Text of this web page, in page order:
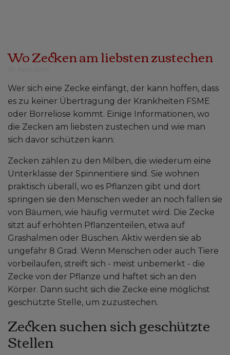
Wo Zecken am liebsten zustechen
Wer sich eine Zecke einfängt, der kann hoffen, dass
es zu keiner Übertragung der Krankheiten FSME
oder Borreliose kommt. Einige Informationen, wo
die Zecken am liebsten zustechen und wie man
sich davor schützen kann:
Zecken zählen zu den Milben, die wiederum eine
Unterklasse der Spinnentiere sind. Sie wohnen
praktisch überall, wo es Pflanzen gibt und dort
springen sie den Menschen weder an noch fallen sie
von Bäumen, wie häufig vermutet wird. Die Zecke
sitzt auf erhöhten Pflanzenteilen, etwa auf
Grashalmen oder Büschen. Aktiv werden sie ab
ungefähr 8 Grad. Wenn Menschen oder auch Tiere
vorbeilaufen, streift sich - meist unbemerkt - die
Zecke von der Pflanze und haftet sich an den
Körper. Dann sucht sich die Zecke eine möglichst
geschützte Stelle, um zuzustechen.
Zecken suchen sich geschützte
Stellen